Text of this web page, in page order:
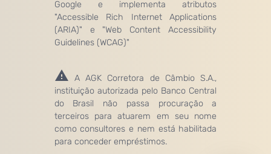
Google e implementa atributos
"Accessible Rich Internet Applications
(ARIA)" e "Web Content Accessibility
Guidelines (WCAG)"
A AGK Corretora de Câmbio S.A.,
instituição autorizada pelo Banco Central
do Brasil não passa procuração a
terceiros para atuarem em seu nome
como consultores e nem está habilitada
para conceder empréstimos.